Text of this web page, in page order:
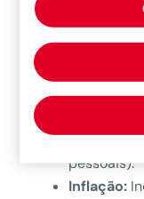
todas as
Capital
que a
sinistro
Seguro
da Pessoa
pessoais).
Inflação: